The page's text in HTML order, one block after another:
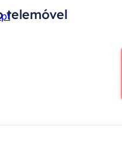
telemóvel